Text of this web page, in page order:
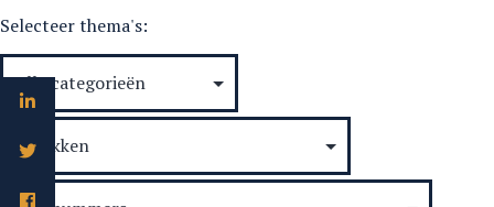
Selecteer thema's: